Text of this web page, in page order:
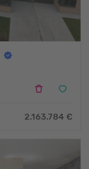
2.163.784 €